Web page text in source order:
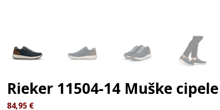
Rieker 11504-14 Muške cipele
84,95 €